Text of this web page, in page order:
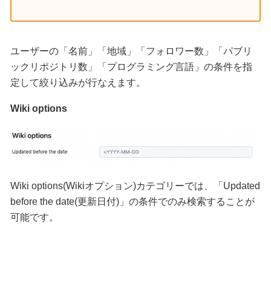
ユーザーの「名前」「地域」「フォロワー数」「パブリ
ックリポジトリ数」「プログラミング言語」の条件を指
定して絞り込みが行なえます。
Wiki options
Wiki options(Wikiオプション)カテゴリーでは、「Updated
before the date(更新日付)」の条件でのみ検索することが
可能です。